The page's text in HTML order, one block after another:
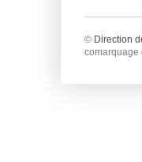
© Direction
comarquage